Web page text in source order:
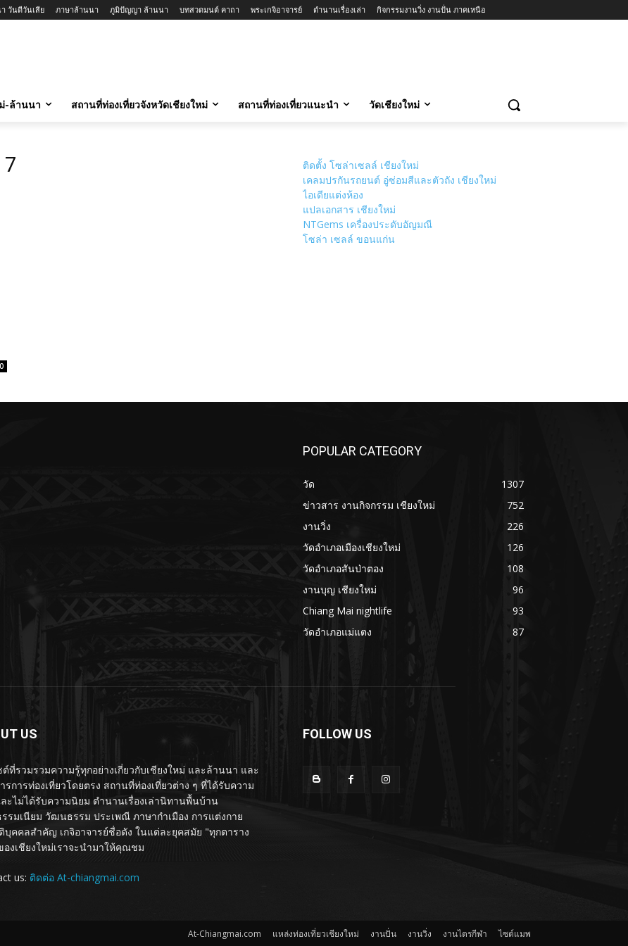
วันดีวันเสีย ภาษาล้านนา ภูมิปัญญา ล้านนา บทสวดมนต์ คาถา พระเกจิอาจารย์ ตำนานเรื่องเล่า กิจกรรมงานวิ่ง งานปั่น ภาคเหนือ
-ล้านนา สถานที่ท่องเที่ยวจังหวัดเชียงใหม่ สถานที่ท่องเที่ยวแนะนำ วัดเชียงใหม่
0
ติดตั้ง โซล่าเซลล์ เชียงใหม่
เคลมปรกันรถยนต์ อู่ซ่อมสีและตัวถัง เชียงใหม่
ไอเดียแต่งห้อง
แปลเอกสาร เชียงใหม่
NTGems เครื่องประดับอัญมณี
โซล่า เซลล์ ขอนแก่น
POPULAR CATEGORY
วัด
1307
ข่าวสาร งานกิจกรรม เชียงใหม่
752
งานวิ่ง
226
วัดอำเภอเมืองเชียงใหม่
126
วัดอำเภอสันป่าตอง
108
งานบุญ เชียงใหม่
96
Chiang Mai nightlife
93
วัดอำเภอแม่แตง
87
US
ต์ที่รวมรวมความรู้ทุกอย่างเกี่ยวกับเชียงใหม่ และล้านนา และ
รการท่องเที่ยวโดยตรง สถานที่ท่องเที่ยวต่าง ๆ ที่ได้รับความ
ะไม่ได้รับความนิยม ตำนานเรื่องเล่านิทานพื้นบ้าน
รมเนียม วัฒนธรรม ประเพณี ภาษากำเมือง การแต่งกาย
บุคคลสำคัญ เกจิอาจารย์ชื่อดัง ในแต่ละยุคสมัย "ทุกตาราง
องเชียงใหม่เราจะนำมาให้คุณชม
us: ติดต่อ At-chiangmai.com
FOLLOW US
At-Chiangmai.com แหล่งท่องเที่ยวเชียงใหม่ งานปั่น งานวิ่ง งานไตรกีฬา ไซต์แมพ